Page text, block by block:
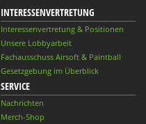
INTERESSENVERTRETUNG
Interessenvertretung & Positionen
Unsere Lobbyarbeit
Fachausschuss Airsoft & Paintball
Gesetzgebung im Überblick
SERVICE
Nachrichten
Merch-Shop